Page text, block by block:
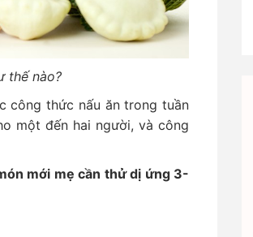
thế nào?
công thức nấu ăn trong tuần
một đến hai người, và công
mới mẹ cần thử dị ứng 3-